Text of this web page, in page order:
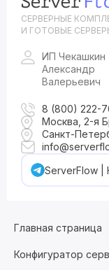
СЕРВЕРНЫЕ
И ГОТОВЫЕ
ИП Чекашкин
Александр
Валерьевич
8 (800) 222-
Москва, 2-я
Санкт-
ServerFlow |
Главная страница
Конфигуратор